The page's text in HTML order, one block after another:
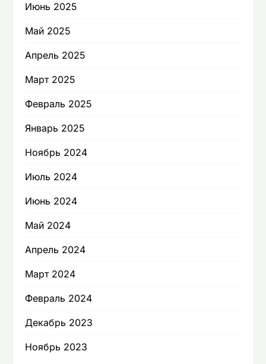
Июнь 2025
Май 2025
Апрель 2025
Март 2025
Февраль 2025
Январь 2025
Ноябрь 2024
Июль 2024
Июнь 2024
Май 2024
Апрель 2024
Март 2024
Февраль 2024
Декабрь 2023
Ноябрь 2023